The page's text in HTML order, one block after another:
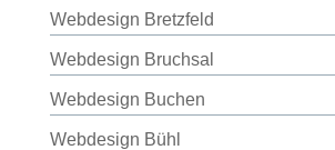
Webdesign Bretzfeld
Webdesign Bruchsal
Webdesign Buchen
Webdesign Bühl